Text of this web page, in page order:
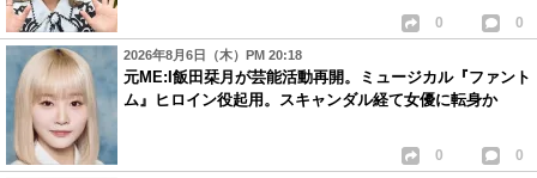
0 0
2026年8月6日（木）PM 20:18
元ME:I飯田栞月が芸能活動再開。ミュージカル『ファント
ム』ヒロイン役起用。スキャンダル経て女優に転身か
0 0